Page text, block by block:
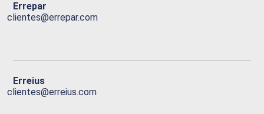
Errepar
clientes@errepar.com
Erreius
clientes@erreius.com